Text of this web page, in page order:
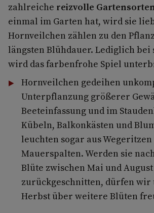
zahlreiche reizvolle
einmal im Garten hat, wird sie
Hornveilchen zählen zu den
längsten Blühdauer. Lediglich bei
wird das farbenfrohe Spiel
Hornveilchen gedeihen
Unterpflanzung größerer
Beeteinfassung und im
Kübeln, Balkonkästen und
leuchten sogar aus
Mauerspalten. Werden sie
Blüte zwischen Mai und
zurückgeschnitten, dürfen wir
Herbst über weitere Blüten